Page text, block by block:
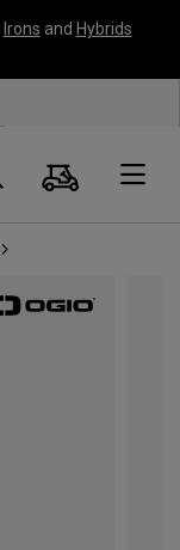
Irons and Hybrids
Panier